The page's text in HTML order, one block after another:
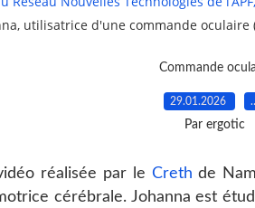
utilisatrice d'une commande oculaire
Commande
29.01.2026
Par ergotic
réalisée par le Crethde
cérébrale. Johanna est